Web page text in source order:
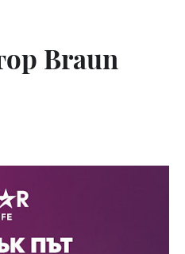
Braun